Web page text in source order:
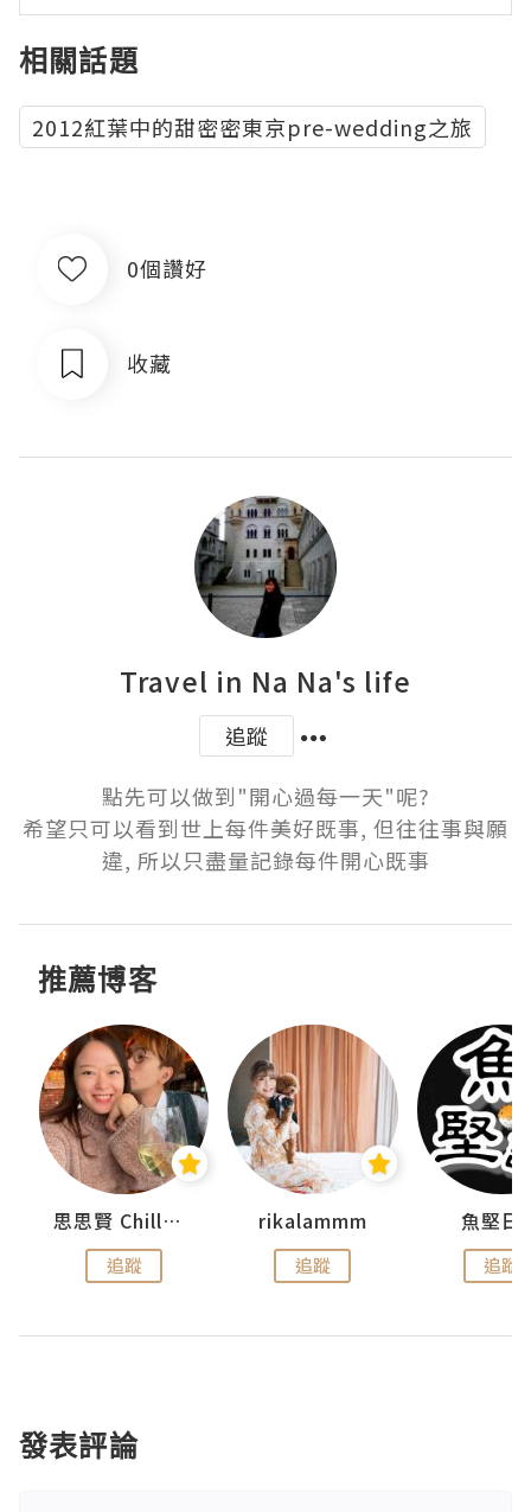
相關話題
2012紅葉中的甜密密東京pre-wedding之旅
0個讚好
收藏
Travel in Na Na's life
追蹤
點先可以做到"開心過每一天"呢?
希望只可以看到世上每件美好既事, 但往往事與願
違, 所以只盡量記錄每件開心既事
推薦博客
思思賢 ChillMyBabe
追蹤
rikalammm
追蹤
魚堅日
追蹤
發表評論